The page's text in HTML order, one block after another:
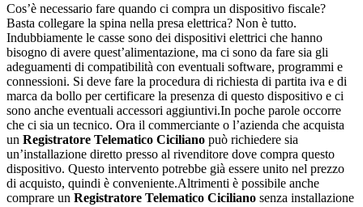
Cos’è necessario fare quando ci compra un dispositivo fiscale?
Basta collegare la spina nella presa elettrica? Non è tutto.
Indubbiamente le casse sono dei dispositivi elettrici che hanno
bisogno di avere quest’alimentazione, ma ci sono da fare sia gli
adeguamenti di compatibilità con eventuali software, programmi e
connessioni. Si deve fare la procedura di richiesta di partita iva e di
marca da bollo per certificare la presenza di questo dispositivo e ci
sono anche eventuali accessori aggiuntivi.In poche parole occorre
che ci sia un tecnico. Ora il commerciante o l’azienda che acquista
un Registratore Telematico Ciciliano può richiedere sia
un’installazione diretto presso al rivenditore dove compra questo
dispositivo. Questo intervento potrebbe già essere unito nel prezzo
di acquisto, quindi è conveniente.Altrimenti è possibile anche
comprare un Registratore Telematico Ciciliano senza installazione